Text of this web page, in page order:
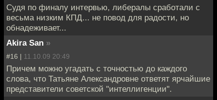
Судя по финалу интервью, либералы сработали с
весьма низким КПД... не повод для радости, но
обнадеживает...
Akira San »
#16 | 11.10.09 20:49
Причем можно угадать с точностью до каждого
слова, что Татьяне Александровне ответят ярчайшие
представители советской "интеллигенции".